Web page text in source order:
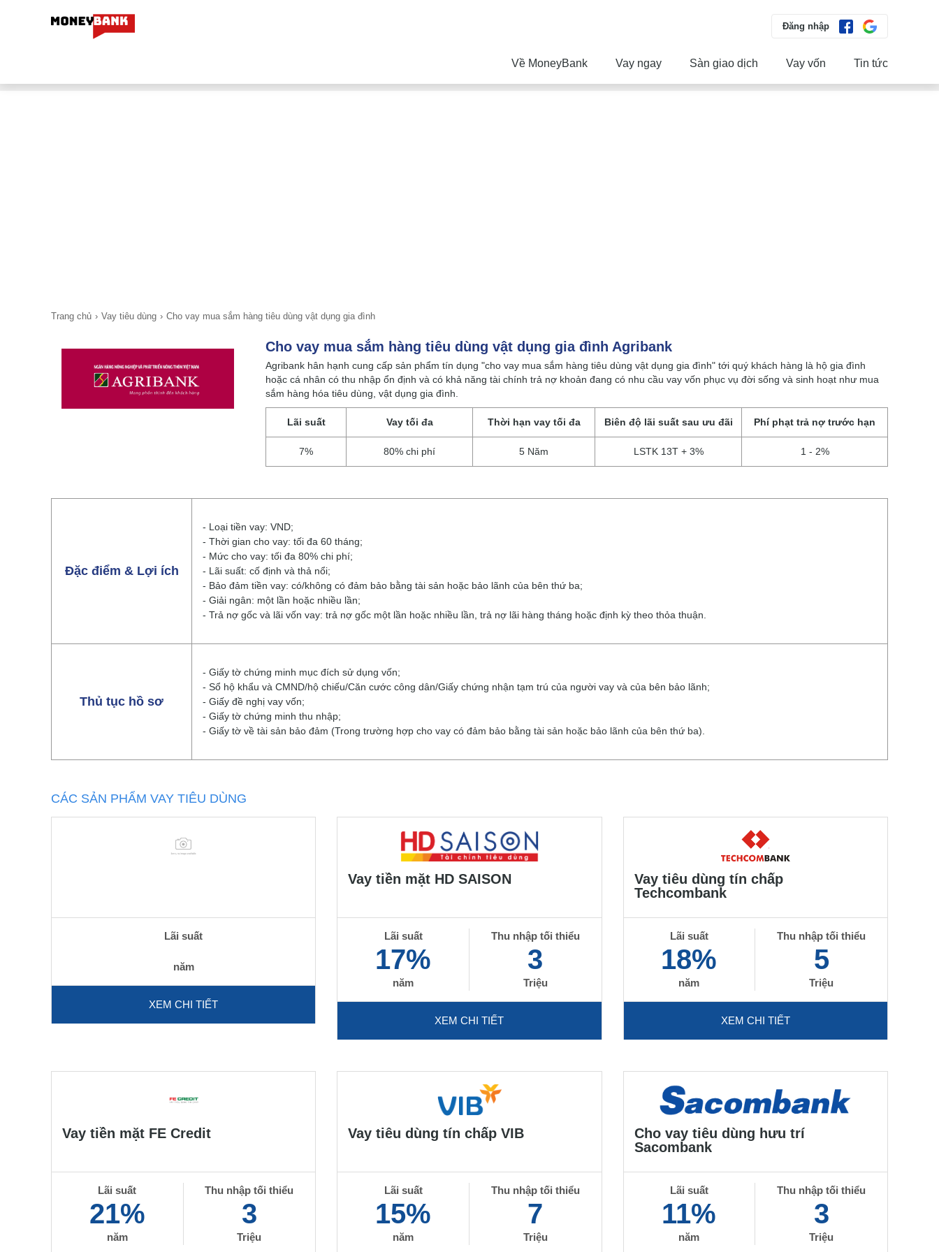
Đăng nhập
Về MoneyBank Vay ngay Sàn giao dịch Vay vốn Tin tức
Trang chủ Vay tiêu dùng Cho vay mua sắm hàng tiêu dùng vật dụng gia đình
Cho vay mua sắm hàng tiêu dùng vật dụng gia đình Agribank
Agribank hân hạnh cung cấp sản phẩm tín dụng "cho vay mua sắm hàng tiêu dùng vật dụng gia đình" tới quý khách hàng là hộ gia đình
hoặc cá nhân có thu nhập ổn định và có khả năng tài chính trả nợ khoản đang có nhu cầu vay vốn phục vụ đời sống và sinh hoạt như mua
sắm hàng hóa tiêu dùng, vật dụng gia đình.
Lãi suất
7%
Vay tối đa
80% chi phí
Thời hạn vay tối đa
5 Năm
Biên độ lãi suất sau ưu đãi
LSTK 13T + 3%
Phí phạt trả nợ trước hạn
1 - 2%
Đặc điểm & Lợi ích
- Loại tiền vay: VND;
- Thời gian cho vay: tối đa 60 tháng;
- Mức cho vay: tối đa 80% chi phí;
- Lãi suất: cố định và thả nổi;
- Bảo đảm tiền vay: có/không có đảm bảo bằng tài sản hoặc bảo lãnh của bên thứ ba;
- Giải ngân: một lần hoặc nhiều lần;
- Trả nợ gốc và lãi vốn vay: trả nợ gốc một lần hoặc nhiều lần, trả nợ lãi hàng tháng hoặc định kỳ theo thỏa thuận.
Thủ tục hồ sơ
- Giấy tờ chứng minh mục đích sử dụng vốn;
- Sổ hộ khẩu và CMND/hộ chiếu/Căn cước công dân/Giấy chứng nhận tạm trú của người vay và của bên bảo lãnh;
- Giấy đề nghị vay vốn;
- Giấy tờ chứng minh thu nhập;
- Giấy tờ về tài sản bảo đảm (Trong trường hợp cho vay có đảm bảo bằng tài sản hoặc bảo lãnh của bên thứ ba).
CÁC SẢN PHẨM VAY TIÊU DÙNG
Lãi suất
năm
XEM CHI TIẾT
Vay tiền mặt HD SAISON
Lãi suất
17%
năm
Thu nhập tối thiểu
3
Triệu
XEM CHI TIẾT
Vay tiêu dùng tín chấp
Techcombank
Lãi suất
18%
năm
Thu nhập tối thiểu
5
Triệu
XEM CHI TIẾT
Vay tiền mặt FE Credit
Lãi suất
21%
năm
Thu nhập tối thiểu
3
Triệu
Vay tiêu dùng tín chấp VIB
Lãi suất
15%
năm
Thu nhập tối thiểu
7
Triệu
Cho vay tiêu dùng hưu trí
Sacombank
Lãi suất
11%
năm
Thu nhập tối thiểu
3
Triệu